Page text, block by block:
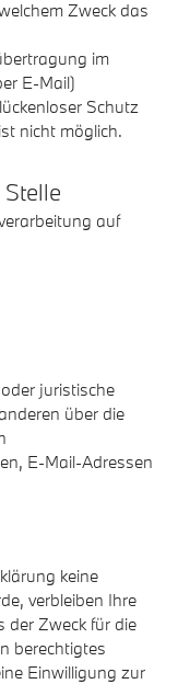
Zweck das
im
E-Mail)
Schutz
nicht möglich.
auf
juristische
über die
E-Mail-Adressen
keine
verbleiben Ihre
der Zweck für die
berechtigtes
Einwilligung zur